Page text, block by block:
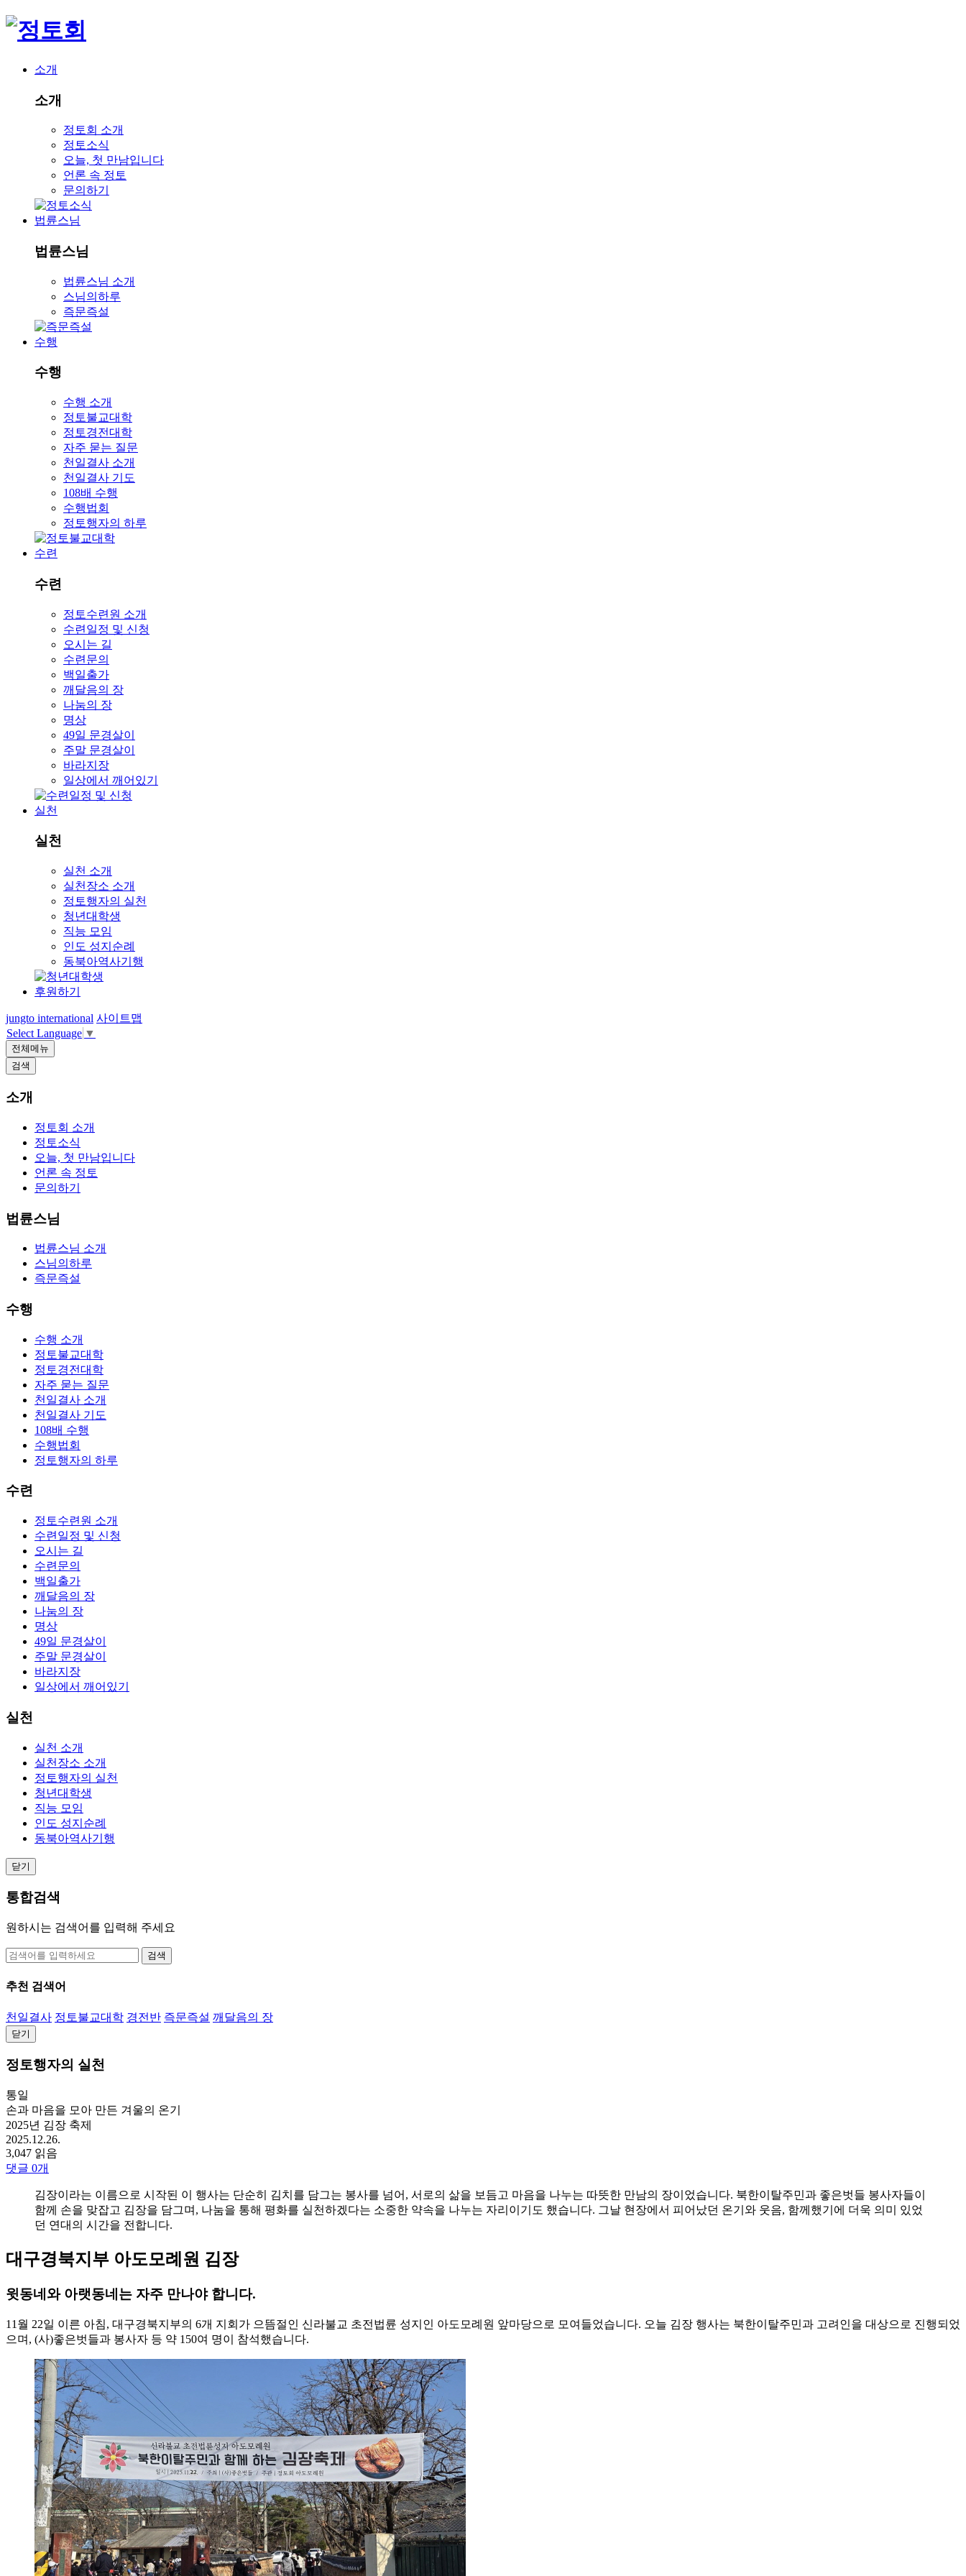
소개
소개
정토회 소개
정토소식
오늘, 첫 만남입니다
언론 속 정토
문의하기
법륜스님
법륜스님
법륜스님 소개
스님의하루
즉문즉설
수행
수행
수행 소개
정토불교대학
정토경전대학
자주 묻는 질문
천일결사 소개
천일결사 기도
108배 수행
수행법회
정토행자의 하루
수련
수련
정토수련원 소개
수련일정 및 신청
오시는 길
수련문의
백일출가
깨달음의 장
나눔의 장
명상
49일 문경살이
주말 문경살이
바라지장
일상에서 깨어있기
실천
실천
실천 소개
실천장소 소개
정토행자의 실천
청년대학생
직능 모임
인도 성지순례
동북아역사기행
후원하기
jungto international 사이트맵
Select Language ▼
전체메뉴
검색
소개
정토회 소개
정토소식
오늘, 첫 만남입니다
언론 속 정토
문의하기
법륜스님
법륜스님 소개
스님의하루
즉문즉설
수행
수행 소개
정토불교대학
정토경전대학
자주 묻는 질문
천일결사 소개
천일결사 기도
108배 수행
수행법회
정토행자의 하루
수련
정토수련원 소개
수련일정 및 신청
오시는 길
수련문의
백일출가
깨달음의 장
나눔의 장
명상
49일 문경살이
주말 문경살이
바라지장
일상에서 깨어있기
실천
실천 소개
실천장소 소개
정토행자의 실천
청년대학생
직능 모임
인도 성지순례
동북아역사기행
닫기
통합검색
원하시는 검색어를 입력해 주세요
검색
추천 검색어
천일결사 정토불교대학 경전반 즉문즉설 깨달음의 장
닫기
정토행자의 실천
통일
손과 마음을 모아 만든 겨울의 온기
2025년 김장 축제
2025.12.26.
3,047 읽음
댓글 0개
김장이라는 이름으로 시작된 이 행사는 단순히 김치를 담그는 봉사를 넘어, 서로의 삶을 보듬고 마음을 나누는 따뜻한 만남의 장이었습니다. 북한이탈주민과 좋은벗들 봉사자들이
함께 손을 맞잡고 김장을 담그며, 나눔을 통해 평화를 실천하겠다는 소중한 약속을 나누는 자리이기도 했습니다. 그날 현장에서 피어났던 온기와 웃음, 함께했기에 더욱 의미 있었
던 연대의 시간을 전합니다.
대구경북지부 아도모례원 김장
윗동네와 아랫동네는 자주 만나야 합니다.
11월 22일 이른 아침, 대구경북지부의 6개 지회가 으뜸절인 신라불교 초전법륜 성지인 아도모례원 앞마당으로 모여들었습니다. 오늘 김장 행사는 북한이탈주민과 고려인을 대상으로 진행되었
으며, (사)좋은벗들과 봉사자 등 약 150여 명이 참석했습니다.